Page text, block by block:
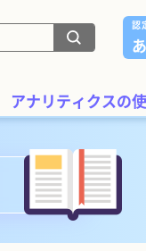
認
アナリティクスの